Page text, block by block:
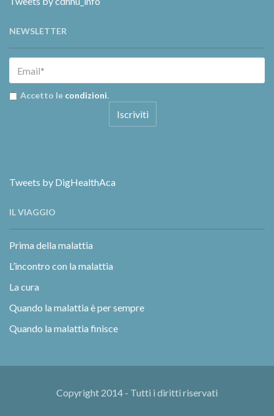
NEWSLETTER
Accetto le condizioni.
Tweets by DigHealthAca
IL VIAGGIO
Prima della malattia
L’incontro con la malattia
La cura
Quando la malattia è per sempre
Quando la malattia finisce
Copyright 2014 - Tutti i diritti riservati